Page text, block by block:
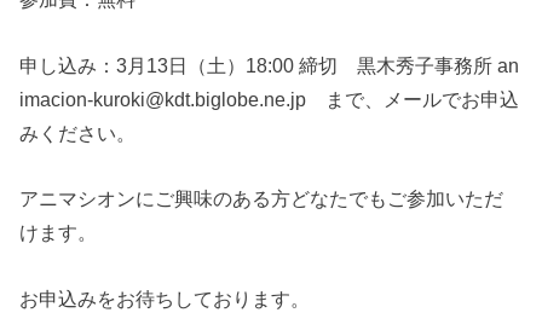
申し込み：3月13日（土）18:00 締切 黒木秀子事務所 an
imacion-kuroki@kdt.biglobe.ne.jp まで、メールでお申込
みください。
アニマシオンにご興味のある方どなたでもご参加いただ
けます。
お申込みをお待ちしております。